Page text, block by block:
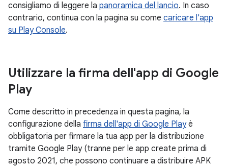
consigliamo di leggere la panoramica del lancio. In caso
contrario, continua con la pagina su come caricare l'app
su Play Console.
Utilizzare la firma dell'app di Google
Play
Come descritto in precedenza in questa pagina, la
configurazione della firma dell'app di Google Playè
obbligatoria per firmare la tua app per la distribuzione
tramite Google Play (tranne per le app create prima di
agosto 2021, che possono continuare a distribuire APK